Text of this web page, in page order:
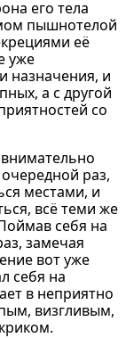
его тела
пышнотелой
её
уже
назначения, и
а с другой
со
раз,
местами, и
всё теми же
себя на
замечая
вот уже
себя на
в неприятно
визгливым,